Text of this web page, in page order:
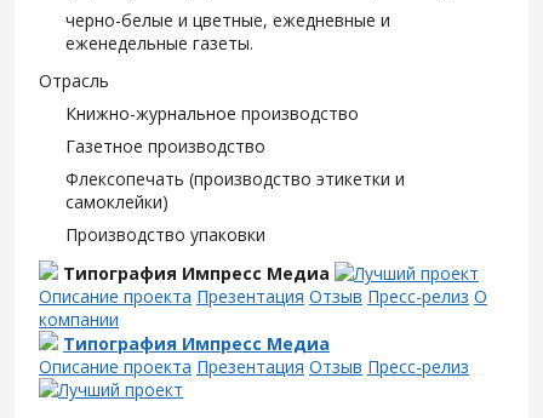
черно-белые и цветные, ежедневные и
еженедельные газеты.
Отрасль
Книжно-журнальное производство
Газетное производство
Флексопечать (производство этикетки и
самоклейки)
Производство упаковки
Типография Импресс Медиа
Описание проекта Презентация Отзыв Пресс-релиз О
компании
Типография Импресс Медиа
Описание проекта Презентация Отзыв Пресс-релиз